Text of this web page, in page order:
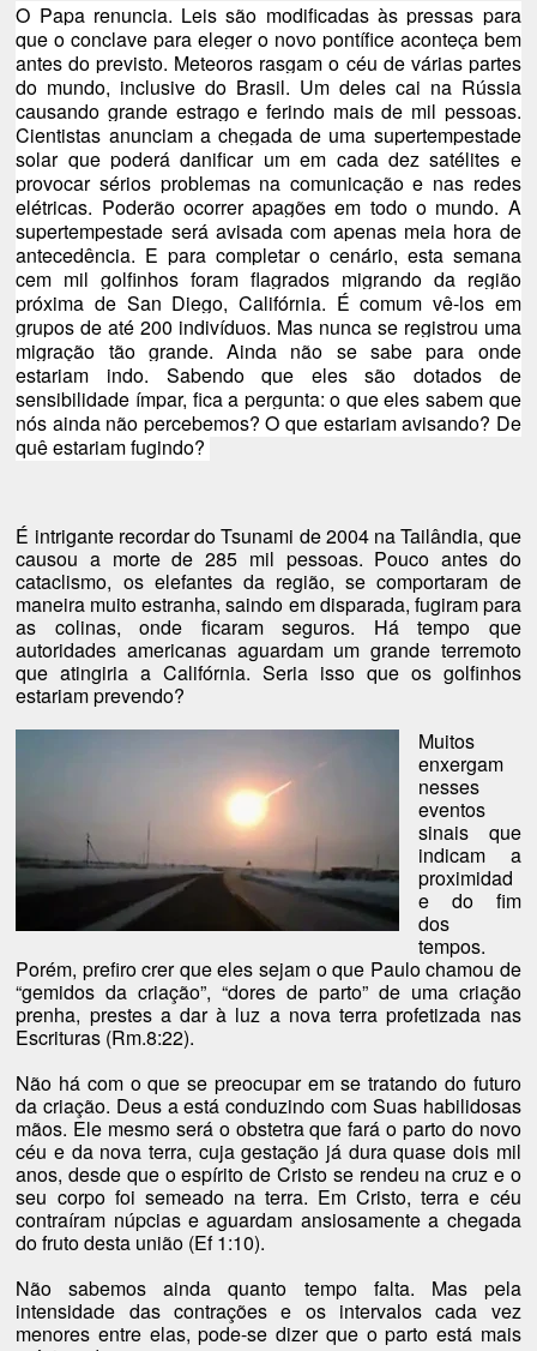
O Papa renuncia. Leis são modificadas às pressas para
que o conclave para eleger o novo pontífice aconteça bem
antes do previsto. Meteoros rasgam o céu de várias partes
do mundo, inclusive do Brasil. Um deles cai na Rússia
causando grande estrago e ferindo mais de mil pessoas.
Cientistas anunciam a chegada de uma supertempestade
solar que poderá danificar um em cada dez satélites e
provocar sérios problemas na comunicação e nas redes
elétricas. Poderão ocorrer apagões em todo o mundo. A
supertempestade será avisada com apenas meia hora de
antecedência. E para completar o cenário, esta semana
cem mil golfinhos foram flagrados migrando da região
próxima de San Diego, Califórnia. É comum vê-los em
grupos de até 200 indivíduos. Mas nunca se registrou uma
migração tão grande. Ainda não se sabe para onde
estariam indo. Sabendo que eles são dotados de
sensibilidade ímpar, fica a pergunta: o que eles sabem que
nós ainda não percebemos? O que estariam avisando? De
quê estariam fugindo?
É intrigante recordar do Tsunami de 2004 na Tailândia, que
causou a morte de 285 mil pessoas. Pouco antes do
cataclismo, os elefantes da região, se comportaram de
maneira muito estranha, saindo em disparada, fugiram para
as colinas, onde ficaram seguros. Há tempo que
autoridades americanas aguardam um grande terremoto
que atingiria a Califórnia. Seria isso que os golfinhos
estariam prevendo?
Muitos
enxergam
nesses
eventos
sinais que
indicam a
proximidad
e do fim
dos
tempos.
Porém, prefiro crer que eles sejam o que Paulo chamou de
“gemidos da criação”, “dores de parto” de uma criação
prenha, prestes a dar à luz a nova terra profetizada nas
Escrituras (Rm.8:22).
Não há com o que se preocupar em se tratando do futuro
da criação. Deus a está conduzindo com Suas habilidosas
mãos. Ele mesmo será o obstetra que fará o parto do novo
céu e da nova terra, cuja gestação já dura quase dois mil
anos, desde que o espírito de Cristo se rendeu na cruz e o
seu corpo foi semeado na terra. Em Cristo, terra e céu
contraíram núpcias e aguardam ansiosamente a chegada
do fruto desta união (Ef 1:10).
Não sabemos ainda quanto tempo falta. Mas pela
intensidade das contrações e os intervalos cada vez
menores entre elas, pode-se dizer que o parto está mais